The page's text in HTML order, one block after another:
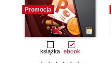
Promocja
książka ebook